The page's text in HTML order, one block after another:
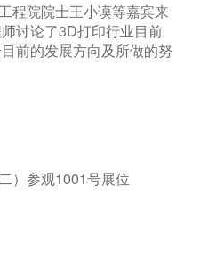
程院院士王小谟等嘉宾来
讨论了3D打印行业目前
前的发展方向及所做的努
）参观1001号展位